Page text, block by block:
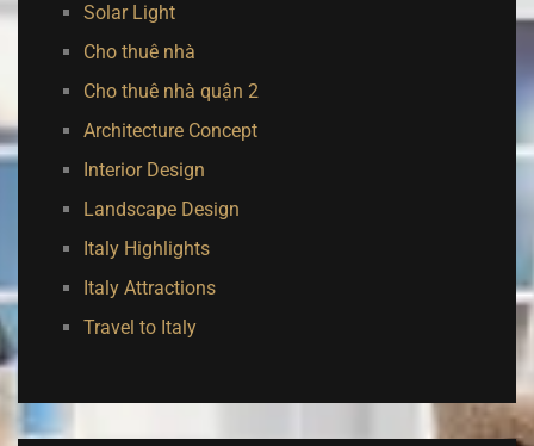
Solar Light
Cho thuê nhà
Cho thuê nhà quận 2
Architecture Concept
Interior Design
Landscape Design
Italy Highlights
Italy Attractions
Travel to Italy